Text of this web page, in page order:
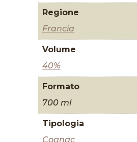
Regione
Francia
Volume
40%
Formato
700 ml
Tipologia
Cognac